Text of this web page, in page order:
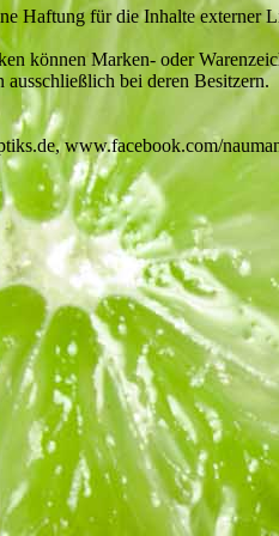
Haftung für die Inhalte externer
können Marken- oder
bei deren Besitzern.
www.facebook.com/